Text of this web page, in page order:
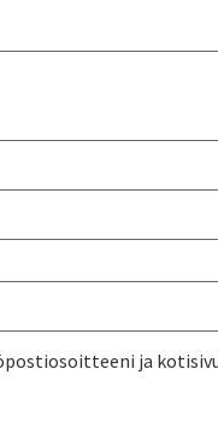
ja